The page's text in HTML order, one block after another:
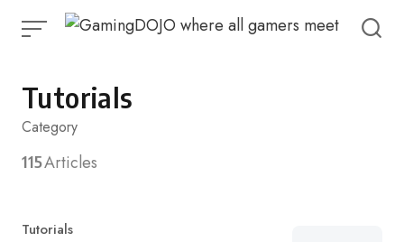
Inhalt
Tutorials
Category
115Articles
Kategorie
Tutorials